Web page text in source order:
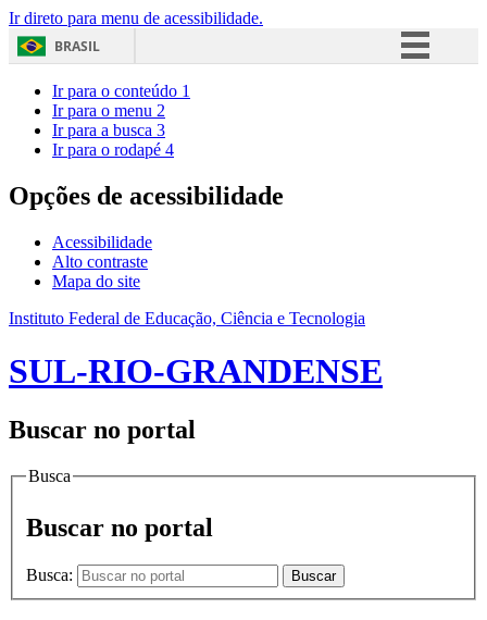
Ir direto para menu de acessibilidade.
BRASIL
Acesso à informação
Ir para o conteúdo 1
Ir para o menu 2
Ir para a busca 3
Ir para o rodapé 4
Opções de acessibilidade
Acessibilidade
Alto contraste
Mapa do site
Instituto Federal de Educação, Ciência e Tecnologia
SUL-RIO-GRANDENSE
Buscar no portal
Busca
Buscar no portal
Busca: Buscar